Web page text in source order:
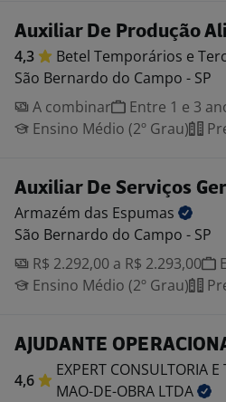
Auxiliar De Produção
4,3 Betel Temporários e
São Bernardo do Campo - SP
A combinar
Entre 1 e 3
Ensino Médio (2º Grau)
Auxiliar De Serviços
Armazém das Espumas
São Bernardo do Campo - SP
R$ 2.292,00 a R$ 2.293,00
Ensino Médio (2º Grau)
AJUDANTE
4,6
EXPERT CONSULTORIA E
MAO-DE-OBRA LTDA